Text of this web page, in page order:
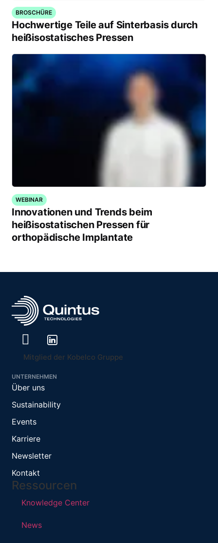
BROSCHÜRE
Hochwertige Teile auf Sinterbasis durch
heißisostatisches Pressen
WEBINAR
Innovationen und Trends beim
heißisostatischen Pressen für
orthopädische Implantate
Mitglied der Kobelco Gruppe
UNTERNEHMEN
Über uns
Sustainability
Events
Karriere
Newsletter
Kontakt
Ressourcen
Knowledge Center
News